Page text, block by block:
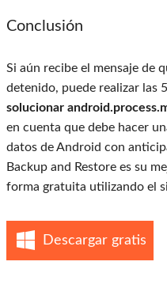
Conclusión
Si aún recibe el mensaje de
detenido, puede realizar las
solucionar
en cuenta que debe hacer
datos de Android con
Backup and Restore es su
forma gratuita utilizando el
Descargar gratis